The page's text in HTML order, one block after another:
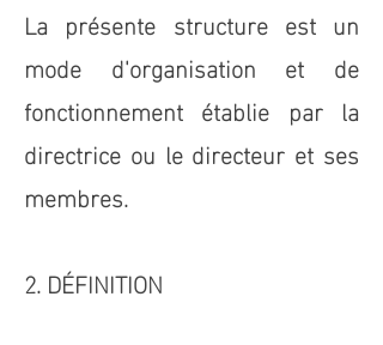
La présente structure est un
mode d'organisation et de
fonctionnement établie par la
directrice ou le directeur et ses
membres.
2. DÉFINITION